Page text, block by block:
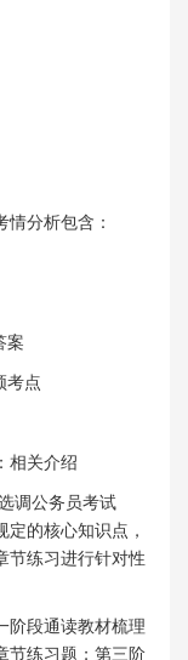
分析包含：
案
考点
关介绍
调公务员考试
定的核心知识点，
节练习进行针对性
阶段通读教材梳理
节练习题；第三阶